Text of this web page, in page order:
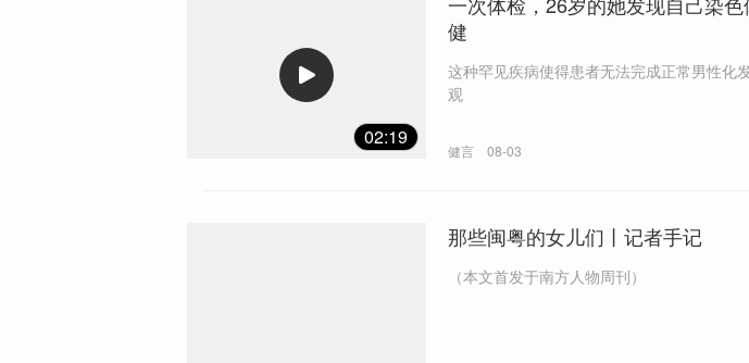
02:19
健
这种罕见疾病使得患者无法完成正常男性化
观
健言 08-03
那些闽粤的女儿们丨记者手记
（本文首发于南方人物周刊）